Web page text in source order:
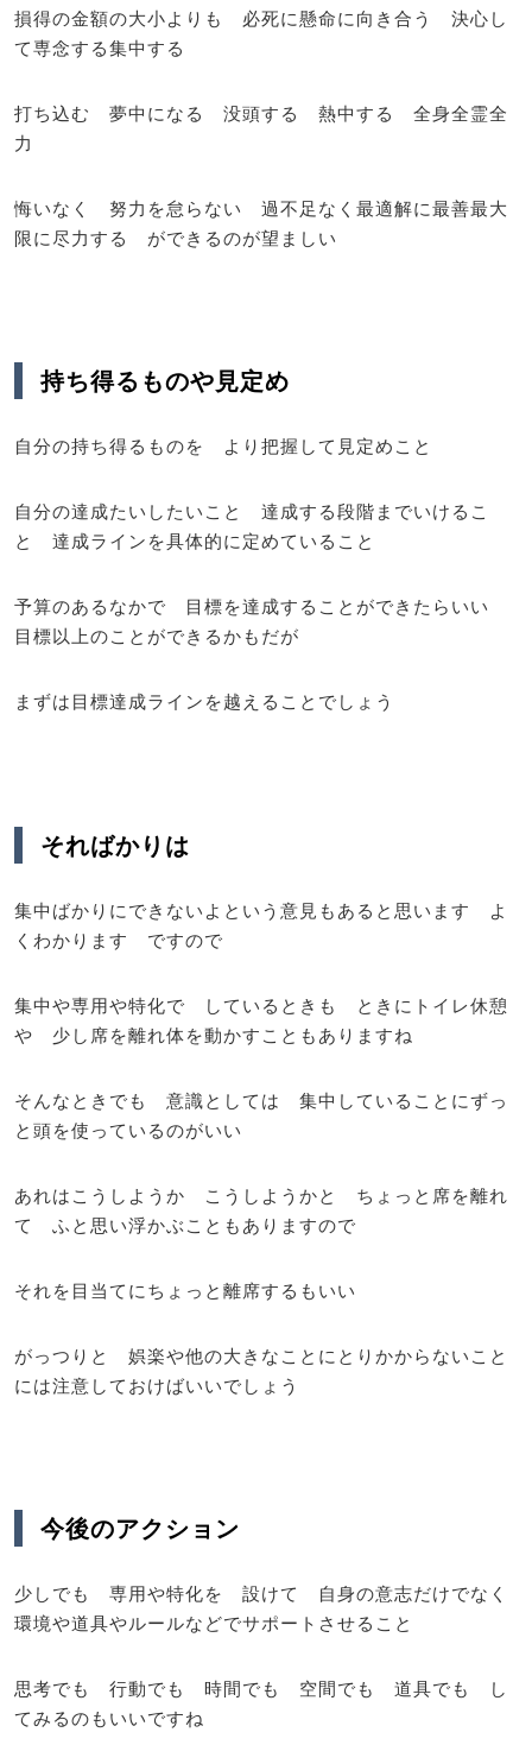
損得の金額の大小よりも 必死に懸命に向き合う 決心し
て専念する集中する
打ち込む 夢中になる 没頭する 熱中する 全身全霊全
力
悔いなく 努力を怠らない 過不足なく最適解に最善最大
限に尽力する ができるのが望ましい
持ち得るものや見定め
自分の持ち得るものを より把握して見定めこと
自分の達成たいしたいこと 達成する段階までいけるこ
と 達成ラインを具体的に定めていること
予算のあるなかで 目標を達成することができたらいい
目標以上のことができるかもだが
まずは目標達成ラインを越えることでしょう
そればかりは
集中ばかりにできないよという意見もあると思います よ
くわかります ですので
集中や専用や特化で しているときも ときにトイレ休憩
や 少し席を離れ体を動かすこともありますね
そんなときでも 意識としては 集中していることにずっ
と頭を使っているのがいい
あれはこうしようか こうしようかと ちょっと席を離れ
て ふと思い浮かぶこともありますので
それを目当てにちょっと離席するもいい
がっつりと 娯楽や他の大きなことにとりかからないこと
には注意しておけばいいでしょう
今後のアクション
少しでも 専用や特化を 設けて 自身の意志だけでなく
環境や道具やルールなどでサポートさせること
思考でも 行動でも 時間でも 空間でも 道具でも し
てみるのもいいですね